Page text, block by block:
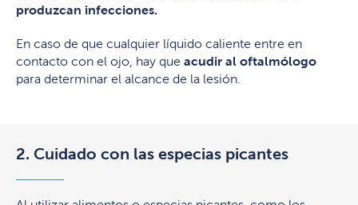
produzcan infecciones.
En caso de que cualquier líquido caliente entre en
contacto con el ojo, hay que acudir al oftalmólogo
para determinar el alcance de la lesión.
2. Cuidado con las especias picantes